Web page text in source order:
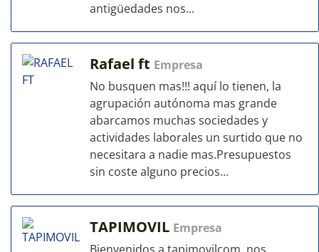
antigüedades nos...
Rafael ft Empresa
No busquen mas!!! aquí lo tienen, la
agrupación autónoma mas grande
abarcamos muchas sociedades y
actividades laborales un surtido que no
necesitara a nadie mas.Presupuestos
sin coste alguno precios...
TAPIMOVIL Empresa